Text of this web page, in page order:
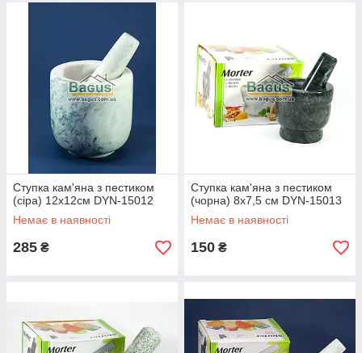
Ступка кам'яна з пестиком
(сіра) 12х12см DYN-15012
Немає в наявності
285 ₴
Ступка кам'яна з пестиком
(чорна) 8х7,5 см DYN-15013
Немає в наявності
150 ₴